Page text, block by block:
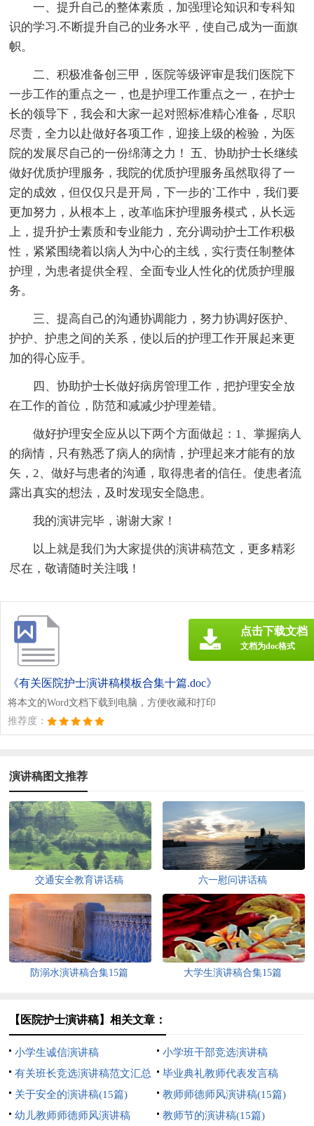
一、提升自己的整体素质，加强理论知识和专科知
识的学习.不断提升自己的业务水平，使自己成为一面旗
帜。
二、积极准备创三甲，医院等级评审是我们医院下
一步工作的重点之一，也是护理工作重点之一，在护士
长的领导下，我会和大家一起对照标准精心准备，尽职
尽责，全力以赴做好各项工作，迎接上级的检验，为医
院的发展尽自己的一份绵薄之力！ 五、协助护士长继续
做好优质护理服务，我院的优质护理服务虽然取得了一
定的成效，但仅仅只是开局，下一步的`工作中，我们要
更加努力，从根本上，改革临床护理服务模式，从长远
上，提升护士素质和专业能力，充分调动护士工作积极
性，紧紧围绕着以病人为中心的主线，实行责任制整体
护理，为患者提供全程、全面专业人性化的优质护理服
务。
三、提高自己的沟通协调能力，努力协调好医护、
护护、护患之间的关系，使以后的护理工作开展起来更
加的得心应手。
四、协助护士长做好病房管理工作，把护理安全放
在工作的首位，防范和减减少护理差错。
做好护理安全应从以下两个方面做起：1、掌握病人
的病情，只有熟悉了病人的病情，护理起来才能有的放
矢，2、做好与患者的沟通，取得患者的信任。使患者流
露出真实的想法，及时发现安全隐患。
我的演讲完毕，谢谢大家！
以上就是我们为大家提供的演讲稿范文，更多精彩
尽在，敬请随时关注哦！
《有关医院护士演讲稿模板合集十篇.doc》
将本文的Word文档下载到电脑，方便收藏和打印
推荐度：
点击下载文档
文档为doc格式
演讲稿图文推荐
交通安全教育讲话稿 六一慰问讲话稿
防溺水演讲稿合集15篇 大学生演讲稿合集15篇
【医院护士演讲稿】相关文章：
小学生诚信演讲稿
小学班干部竞选演讲稿
有关班长竞选演讲稿范文汇总
八篇
毕业典礼教师代表发言稿
关于安全的演讲稿(15篇)
教师师德师风演讲稿(15篇)
幼儿教师师德师风演讲稿
教师节的演讲稿(15篇)